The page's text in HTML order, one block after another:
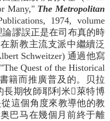
Many," The Metropolitan
1974, volume
謬誤正是在司布真的時
新教主流支派中繼續泛
Schweitzer) 通過他寫
Quest of the Historical
籍而推廣普及的。贝拉
長期牧師耶利米萊特博
從這個角度來教導他的教
巴马在幾個月前終于離